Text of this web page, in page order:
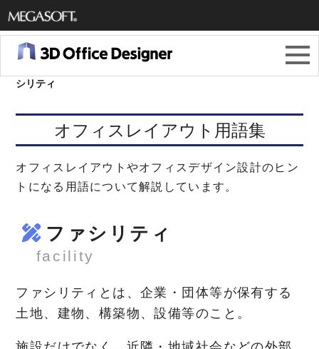
メガソ
フト株
式会社
シリティ
オフィスレイアウト用語集
オフィスレイアウトやオフィスデザイン設計のヒン
トになる用語について解説しています。
ファシリティ
facility
ファシリティとは、企業・団体等が保有する
土地、建物、構築物、設備等のこと。